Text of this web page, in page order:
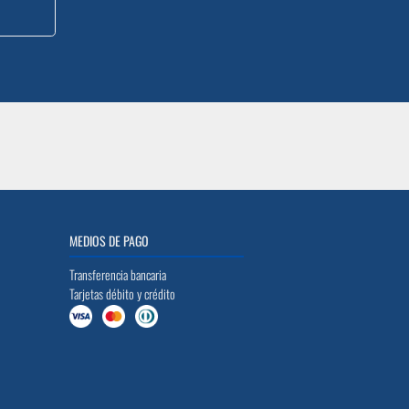
MEDIOS DE PAGO
Transferencia bancaria
Tarjetas débito y crédito